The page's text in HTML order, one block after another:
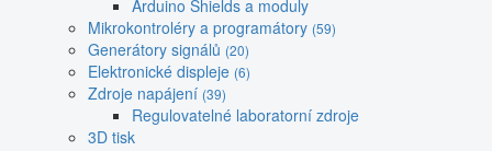
Arduino Shields a moduly
Mikrokontroléry a programátory (59)
Generátory signálů (20)
Elektronické displeje (6)
Zdroje napájení (39)
Regulovatelné laboratorní zdroje
3D tisk